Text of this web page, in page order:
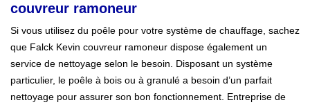
couvreur ramoneur
Si vous utilisez du poêle pour votre système de chauffage, sachez
que Falck Kevin couvreur ramoneur dispose également un
service de nettoyage selon le besoin. Disposant un système
particulier, le poêle à bois ou à granulé a besoin d’un parfait
nettoyage pour assurer son bon fonctionnement. Entreprise de